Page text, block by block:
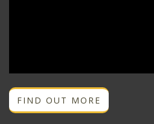
FIND OUT MORE